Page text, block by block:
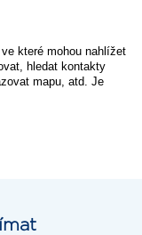
které mohou nahlížet
hledat kontakty
mapu, atd. Je